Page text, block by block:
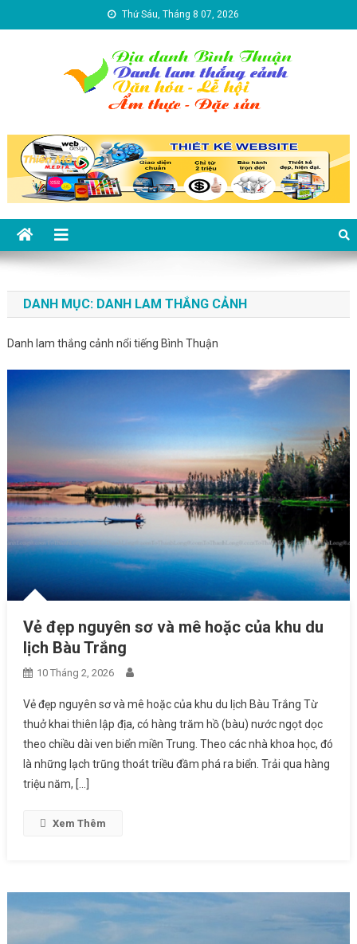
Thứ Sáu, Tháng 8 07, 2026
Địa danh Bình Thuận – Du lịch
Bình Thuận
DANH MỤC: DANH LAM THẮNG CẢNH
Danh lam thắng cảnh nổi tiếng Bình Thuận
Vẻ đẹp nguyên sơ và mê hoặc của khu du
lịch Bàu Trắng
10 Tháng 2, 2026
Vẻ đẹp nguyên sơ và mê hoặc của khu du lịch Bàu Trắng Từ
thuở khai thiên lập địa, có hàng trăm hồ (bàu) nước ngọt dọc
theo chiều dài ven biển miền Trung. Theo các nhà khoa học, đó
là những lạch trũng thoát triều đầm phá ra biển. Trải qua hàng
triệu năm, […]
Xem Thêm